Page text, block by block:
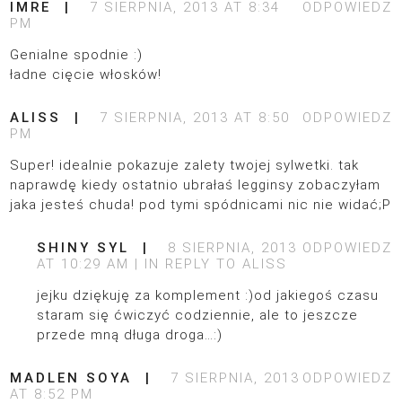
ODPOWIEDZ
IMRE
7 SIERPNIA, 2013 AT 8:34
PM
Genialne spodnie :)
ładne cięcie włosków!
ODPOWIEDZ
ALISS
7 SIERPNIA, 2013 AT 8:50
PM
Super! idealnie pokazuje zalety twojej sylwetki. tak
naprawdę kiedy ostatnio ubrałaś legginsy zobaczyłam
jaka jesteś chuda! pod tymi spódnicami nic nie widać;P
ODPOWIEDZ
SHINY SYL
8 SIERPNIA, 2013
AT 10:29 AM
IN REPLY TO ALISS
jejku dziękuję za komplement :)od jakiegoś czasu
staram się ćwiczyć codziennie, ale to jeszcze
przede mną długa droga…:)
ODPOWIEDZ
MADLEN SOYA
7 SIERPNIA, 2013
AT 8:52 PM